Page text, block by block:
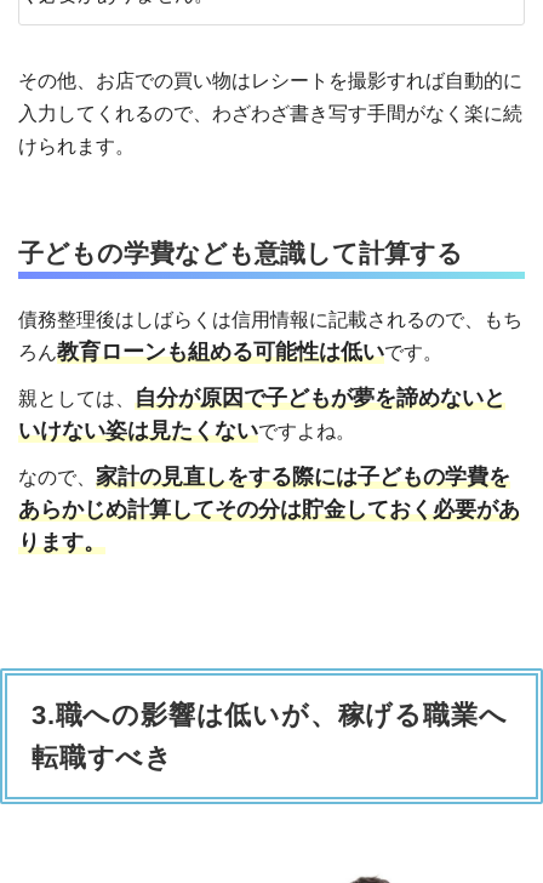
その他、お店での買い物はレシートを撮影すれば自動的に
入力してくれるので、わざわざ書き写す手間がなく楽に続
けられます。
子どもの学費なども意識して計算する
債務整理後はしばらくは信用情報に記載されるので、もち
ろん教育ローンも組める可能性は低いです。
親としては、 自分が原因で子どもが夢を諦めないと
いけない姿は見たくないですよね。
なので、 家計の見直しをする際には子どもの学費を
あらかじめ計算してその分は貯金しておく必要があ
ります。
3.職への影響は低いが、稼げる職業へ
転職すべき